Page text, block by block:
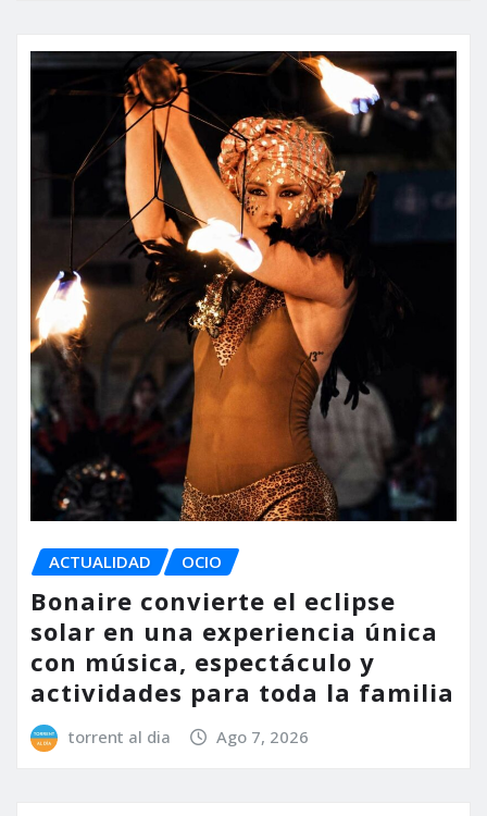
ACTUALIDAD OCIO
Bonaire convierte el eclipse
solar en una experiencia única
con música, espectáculo y
actividades para toda la familia
torrent al dia Ago 7, 2026